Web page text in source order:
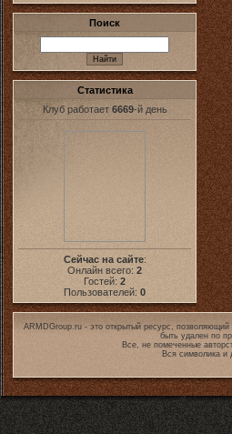
Поиск
Статистика
Клуб работает 6669-й день
Сейчас на сайте:
Онлайн всего: 2
Гостей: 2
Пользователей: 0
ARMDGroup.ru - это открытый ресурс,
быть удален по
Все, не помеченные
Вся символика и